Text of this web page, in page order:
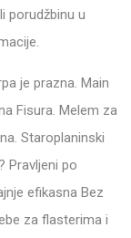
porudžbinu u
je prazna. Main
Fisura. Melem za
Staroplaninski
Pravljeni po
efikasna Bez
za flasterima i